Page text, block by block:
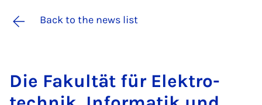
Back to the news list
Die Fak­ultät für Elektro­